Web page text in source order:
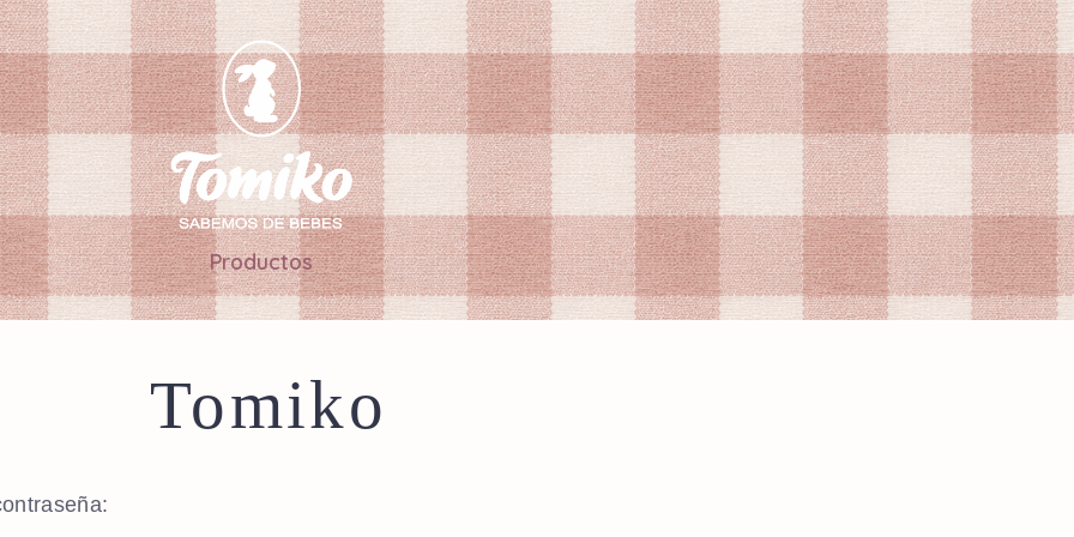
Productos
Tomiko